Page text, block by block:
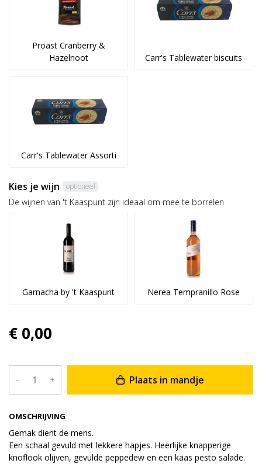
OMSCHRIJVING
Gemak dient de mens.
Een schaal gevuld met lekkere hapjes. Heerlijke knapperige
knoflook olijven, gevulde peppedew en een kaas pesto salade.
Proast Cranberry &
Hazelnoot
Carr's Tablewater biscuits
Carr's Tablewater Assorti
Kies je wijn optioneel
De wijnen van 't Kaaspunt zijn ideaal om mee te borrelen
Garnacha by 't Kaaspunt Nerea Tempranillo Rose
€ 0,00
– + Plaats in mandje